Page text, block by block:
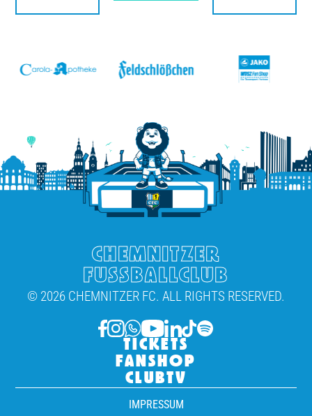
CHEMNITZER
FUSSBALLCLUB
© 2026 CHEMNITZER FC. ALL RIGHTS RESERVED.
TICKETS
FANSHOP
CLUBTV
IMPRESSUM